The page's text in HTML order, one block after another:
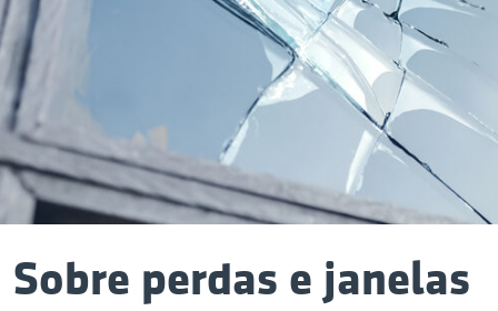
Sobre perdas e janelas